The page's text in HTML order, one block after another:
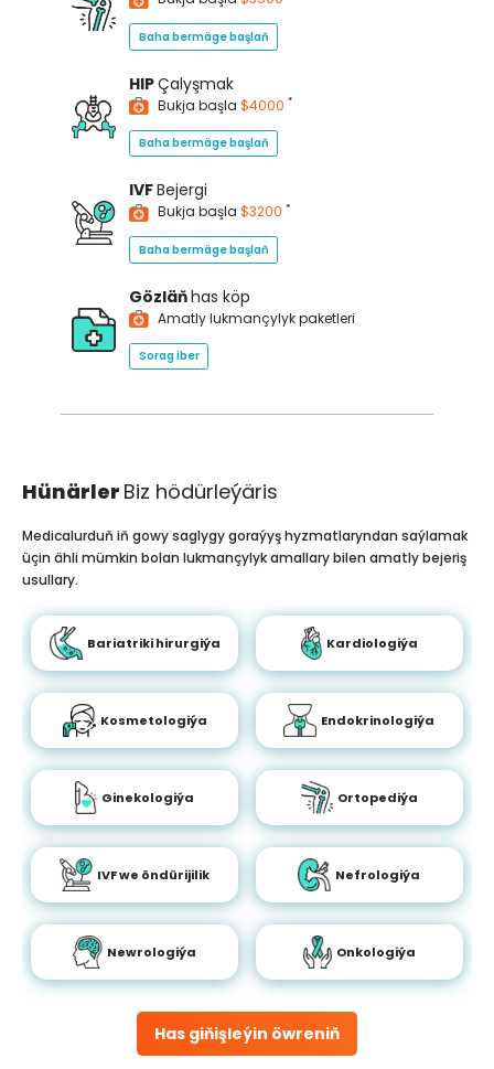
Baha bermäge başlaň
HIPÇalyşmak
Bukja başla $4000 *
Baha bermäge başlaň
IVFBejergi
Bukja başla $3200 *
Baha bermäge başlaň
Gözläňhas köp
Amatly lukmançylyk paketleri
Sorag iber
Hünärler Biz hödürleýäris
Has giňişleýin öwreniň
Medicalurduň iň gowy saglygy goraýyş hyzmatlaryndan saýlamak
üçin ähli mümkin bolan lukmançylyk amallary bilen amatly bejeriş
usullary.
Bariatriki hirurgiýa Kardiologiýa
Kosmetologiýa Endokrinologiýa
Ginekologiýa Ortopediýa
IVF we öndürijilik Nefrologiýa
Newrologiýa Onkologiýa